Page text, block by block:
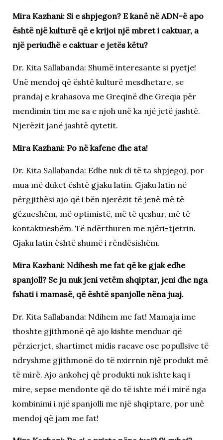
Mira Kazhani: Si e shpjegon? E kanë në ADN-ë apo
është një kulturë që e krijoi një mbret i caktuar, a
një periudhë e caktuar e jetës këtu?
Dr. Kita Sallabanda: Shumë interesante si pyetje!
Unë mendoj që është kulturë mesdhetare, se
prandaj e krahasova me Greqinë dhe Greqia për
mendimin tim me sa e njoh unë ka një jetë jashtë.
Njerëzit janë jashtë qytetit.
Mira Kazhani: Po në kafene dhe ata!
Dr. Kita Sallabanda: Edhe nuk di të ta shpjegoj, por
mua më duket është gjaku latin. Gjaku latin në
përgjithësi ajo që i bën njerëzit të jenë më të
gëzueshëm, më optimistë, më të qeshur, më të
kontaktueshëm. Të ndërthuren me njëri-tjetrin.
Gjaku latin është shumë i rëndësishëm.
Mira Kazhani: Ndihesh me fat që ke gjak edhe
spanjoll? Se ju nuk jeni vetëm shqiptar, jeni dhe nga
fshati i mamasë, që është spanjolle nëna juaj.
Dr. Kita Sallabanda: Ndihem me fat! Mamaja ime
thoshte gjithmonë që ajo kishte menduar që
përzierjet, shartimet midis racave ose popullsive të
ndryshme gjithmonë do të nxirrnin një produkt më
të mirë. Ajo ankohej që produkti nuk ishte kaq i
mire, sepse mendonte që do të ishte më i mirë nga
kombinimi i një spanjolli me një shqiptare, por unë
mendoj që jam me fat!